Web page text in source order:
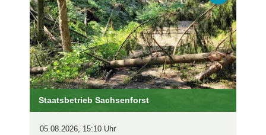
Staatsbetrieb Sachsenforst
05.08.2026, 15:10 Uhr